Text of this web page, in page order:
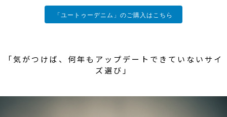
「ユートゥーデニム」のご購入はこちら
「気がつけば、何年もアップデートできていないサイ
ズ選び」